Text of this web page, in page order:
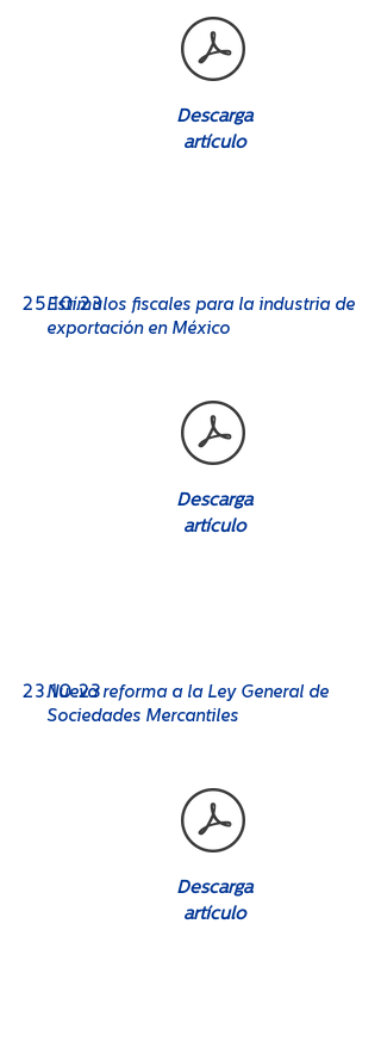
Descarga
artículo
25.10.23
Estímulos fiscales para la industria de
exportación en México
Descarga
artículo
23.10.23
Nueva reforma a la Ley General de
Sociedades Mercantiles
Descarga
artículo